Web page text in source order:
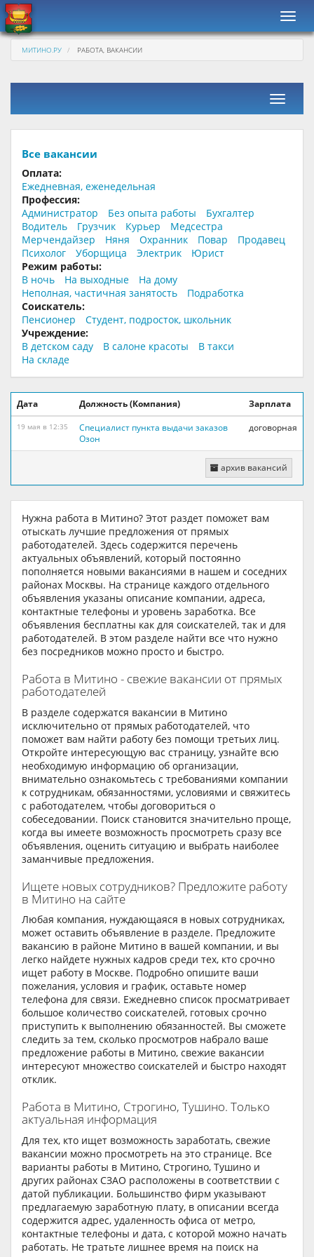
МИТИНО.РУ РАБОТА, ВАКАНСИИ
Фильтр
Все вакансии
Оплата:
Ежедневная, еженедельная
Профессия:
Администратор
Без опыта работы
Бухгалтер
Водитель
Грузчик Курьер
Медсестра
Мерчендайзер
Няня Охранник Повар
Продавец
Психолог
Уборщица Электрик
Юрист
Режим работы:
В ночь
На выходные
На дому
Неполная, частичная занятость
Подработка
Соискатель:
Пенсионер
Студент, подросток, школьник
Учреждение:
В детском саду
В салоне красоты
В такси
На складе
Дата Должность (Компания) Зарплата
19 мая в 12:35
Специалист пункта выдачи заказов
Озон
договорная
архив вакансий
Нужна работа в Митино? Этот раздет поможет вам
отыскать лучшие предложения от прямых
работодателей. Здесь содержится перечень
актуальных объявлений, который постоянно
пополняется новыми вакансиями в нашем и соседних
районах Москвы. На странице каждого отдельного
объявления указаны описание компании, адреса,
контактные телефоны и уровень заработка. Все
объявления бесплатны как для соискателей, так и для
работодателей. В этом разделе найти все что нужно
без посредников можно просто и быстро.
Работа в Митино - свежие вакансии от прямых
работодателей
В разделе содержатся вакансии в Митино
исключительно от прямых работодателей, что
поможет вам найти работу без помощи третьих лиц.
Откройте интересующую вас страницу, узнайте всю
необходимую информацию об организации,
внимательно ознакомьтесь с требованиями компании
к сотрудникам, обязанностями, условиями и свяжитесь
с работодателем, чтобы договориться о
собеседовании. Поиск становится значительно проще,
когда вы имеете возможность просмотреть сразу все
объявления, оценить ситуацию и выбрать наиболее
заманчивые предложения.
Ищете новых сотрудников? Предложите работу
в Митино на сайте
Любая компания, нуждающаяся в новых сотрудниках,
может оставить объявление в разделе. Предложите
вакансию в районе Митино в вашей компании, и вы
легко найдете нужных кадров среди тех, кто срочно
ищет работу в Москве. Подробно опишите ваши
пожелания, условия и график, оставьте номер
телефона для связи. Ежедневно список просматривает
большое количество соискателей, готовых срочно
приступить к выполнению обязанностей. Вы сможете
следить за тем, сколько просмотров набрало ваше
предложение работы в Митино, свежие вакансии
интересуют множество соискателей и быстро находят
отклик.
Работа в Митино, Строгино, Тушино. Только
актуальная информация
Для тех, кто ищет возможность заработать, свежие
вакансии можно просмотреть на это странице. Все
варианты работы в Митино, Строгино, Тушино и
других районах СЗАО расположены в соответствии с
датой публикации. Большинство фирм указывают
предлагаемую заработную плату, в описании всегда
содержится адрес, удаленность офиса от метро,
контактные телефоны и дата, с которой можно начать
работать. Не тратьте лишнее время на поиск на